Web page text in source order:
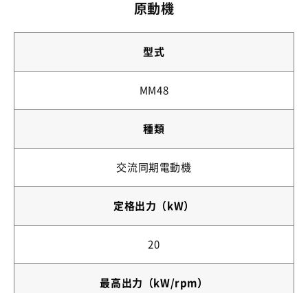
原動機
型式
MM48
種類
交流同期電動機
定格出力（kW）
20
最高出力（kW/rpm）